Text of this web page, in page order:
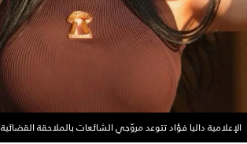
الإعلامية داليا فؤاد تتوعد مروّجي الشائعات بالملاحقة القضائية